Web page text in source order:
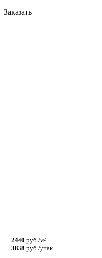
Заказать
2440 руб./м²
3838 руб./упак